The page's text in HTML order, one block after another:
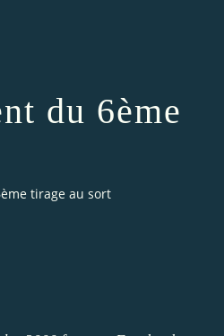
du 6ème
tirage au sort